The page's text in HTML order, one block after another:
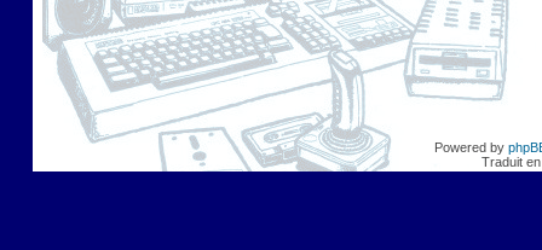
Powered by
Traduit